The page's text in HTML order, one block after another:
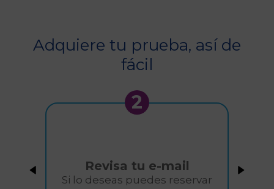
Adquiere tu prueba, así de
fácil
2
Revisa tu e-mail
Si lo deseas puedes reservar